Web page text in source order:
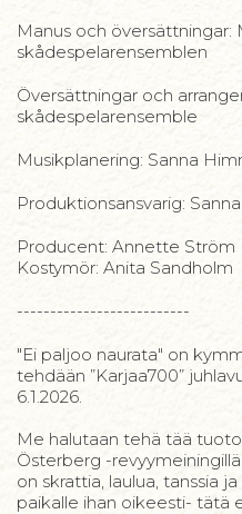
Manus och
skådespelarensemblen
Översättningar och
skådespelarensemble
Musikplanering: Sanna
Produktionsansvarig:
Producent: Annette Ström
Kostymör: Anita Sandholm
--------------------------
"Ei paljoo naurata" on
tehdään ”Karjaa700”
6.1.2026.
Me halutaan tehä tää
Österberg -
on skrattia, laulua, tanssia
paikalle ihan oikeesti- tätä